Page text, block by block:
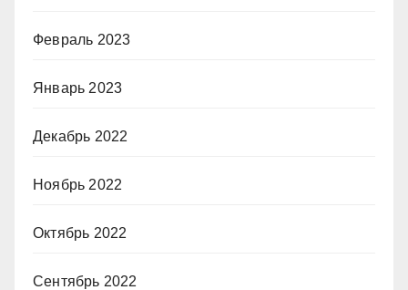
Февраль 2023
Январь 2023
Декабрь 2022
Ноябрь 2022
Октябрь 2022
Сентябрь 2022